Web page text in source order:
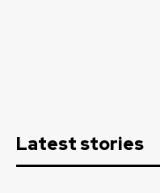
Latest stories